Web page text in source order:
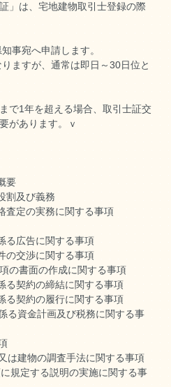
」は、宅地建物取引士登録の際
事宛へ申請します。
ますが、通常は即日～30日位と
で1年を超える場合、取引士証交
があります。ｖ
要
割及び義務
定の実務に関する事項
広告に関する事項
交渉に関する事項
の書面の作成に関する事項
契約の締結に関する事項
契約の履行に関する事項
資金計画及び税務に関する事
建物の調査手法に関する事項
規定する説明の実施に関する事